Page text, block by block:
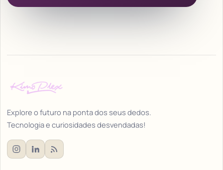
Explore o futuro na ponta dos seus dedos.
Tecnologia e curiosidades desvendadas!